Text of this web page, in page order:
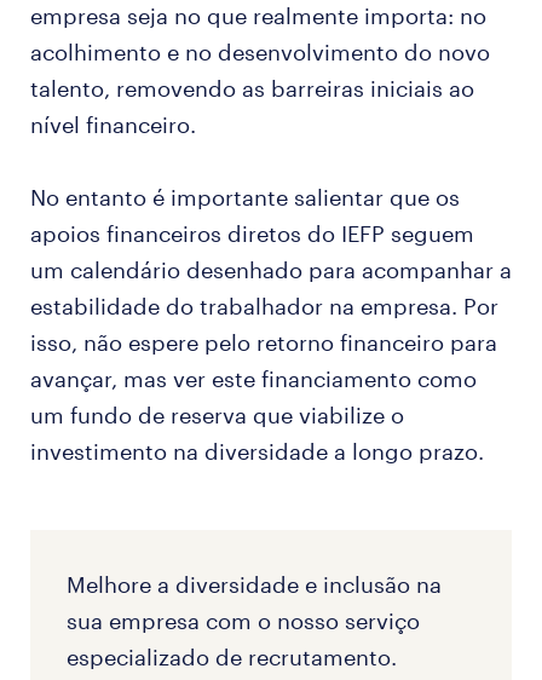
empresa seja no que realmente importa: no
acolhimento e no desenvolvimento do novo
talento, removendo as barreiras iniciais ao
nível financeiro.
No entanto é importante salientar que os
apoios financeiros diretos do IEFP seguem
um calendário desenhado para acompanhar a
estabilidade do trabalhador na empresa. Por
isso, não espere pelo retorno financeiro para
avançar, mas ver este financiamento como
um fundo de reserva que viabilize o
investimento na diversidade a longo prazo.
Melhore a diversidade e inclusão na
sua empresa com o nosso serviço
especializado de recrutamento.